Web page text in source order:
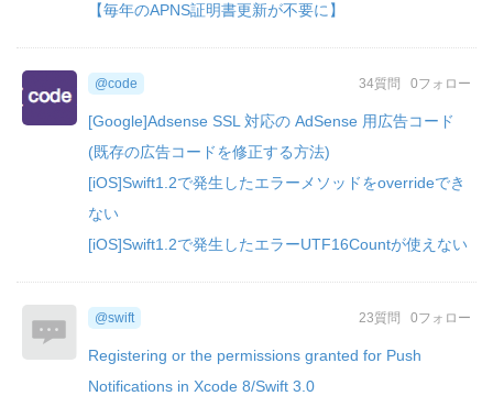
【毎年のAPNS証明書更新が不要に】
34質問 0フォロー
@code
[Google]Adsense SSL 対応の AdSense 用広告コード
(既存の広告コードを修正する方法)
[iOS]Swift1.2で発生したエラーメソッドをoverrideでき
ない
[iOS]Swift1.2で発生したエラーUTF16Countが使えない
23質問 0フォロー
@swift
Registering or the permissions granted for Push
Notifications in Xcode 8/Swift 3.0